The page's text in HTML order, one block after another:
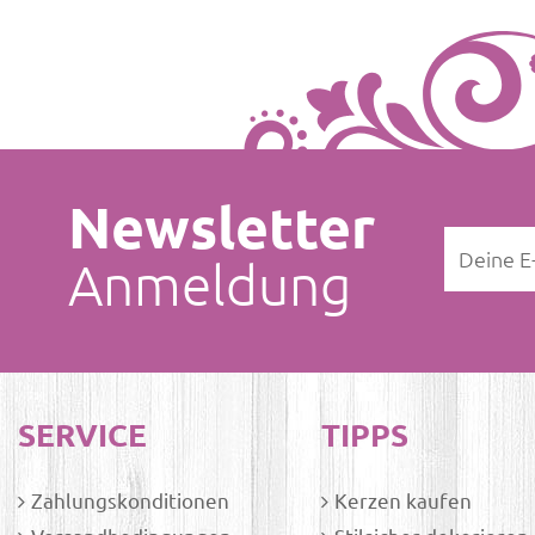
Newsletter
Anmeldung
SERVICE
Zahlungskonditionen
TIPPS
Kerzen kaufen